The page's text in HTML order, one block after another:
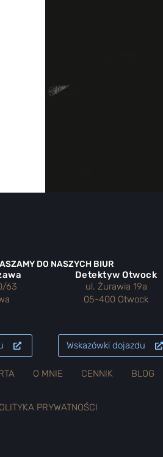
DO NASZYCH BIUR
63
Detektyw Otwock
ul. Żurawia 19a
05-400 Otwock
Wskazówki dojazdu
O MNIE CENNIK BLOG
PRYWATNOŚCI